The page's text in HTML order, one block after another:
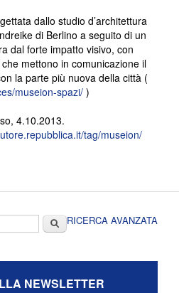
dallo studio d’architettura
di Berlino a seguito di un
dal forte impatto visivo, con
mettono in comunicazione il
la parte più nuova della città (
museion-spazi/ )
4.10.2013.
tag/museion/
CercaRICERCA AVANZATA
NEWSLETTER